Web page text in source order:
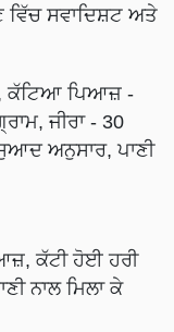
ਸਵਾਦਿਸ਼ਟ ਅਤੇ
ਕੱਟਿਆ ਪਿਆਜ਼ -
ਜੀਰਾ - 30
ਅਨੁਸਾਰ, ਪਾਣੀ
ਕੱਟੀ ਹੋਈ ਹਰੀ
ਨਾਲ ਮਿਲਾ ਕੇ